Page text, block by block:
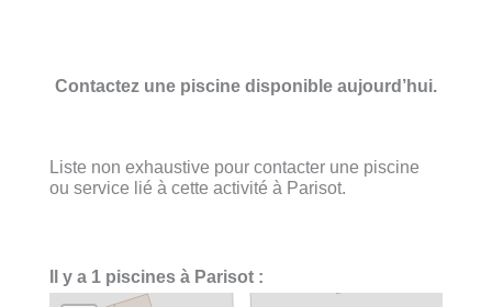
Contactez une piscine disponible aujourd’hui.
Liste non exhaustive pour contacter une piscine
ou service lié à cette activité à Parisot.
Il y a 1 piscines à Parisot :